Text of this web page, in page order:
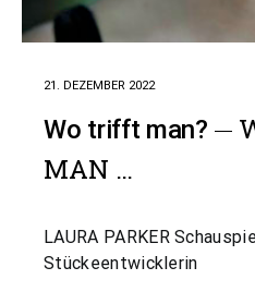
21. DEZEMBER 2022
Wo trifft man?
MAN …
LAURA PARKER
Stückeentwicklerin